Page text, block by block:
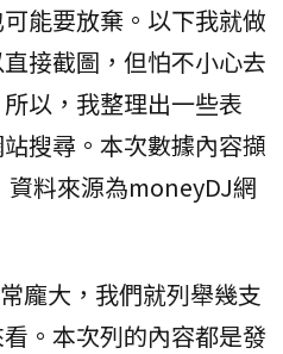
能要放棄。以下我就做
接截圖，但怕不小心去
以，我整理出一些表
搜尋。本次數據內容擷
料來源為moneyDJ網
龐大，我們就列舉幾支
。本次列的內容都是發